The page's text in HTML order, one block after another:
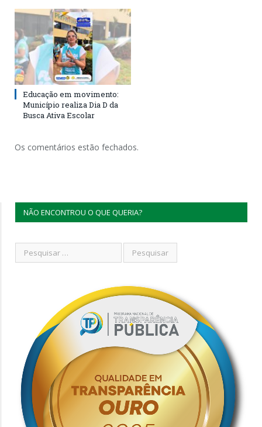
Educação em movimento:
Município realiza Dia D da
Busca Ativa Escolar
Os comentários estão fechados.
NÃO ENCONTROU O QUE QUERIA?